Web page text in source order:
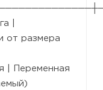
|
от размера
| Переменная